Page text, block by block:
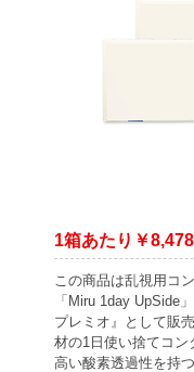
1箱あたり￥8,478
この商品は乱視用コ
「Miru 1day UpSide
プレミオ』として販
材の1日使い捨てコン
高い酸素透過性を持